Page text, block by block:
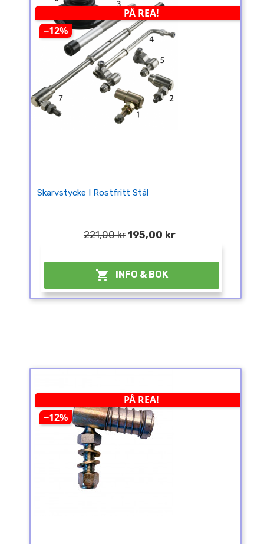
PÅ REA!
−12%
Skarvstycke I Rostfritt Stål
221,00 kr 195,00 kr
 INFO & BOK
PÅ REA!
−12%